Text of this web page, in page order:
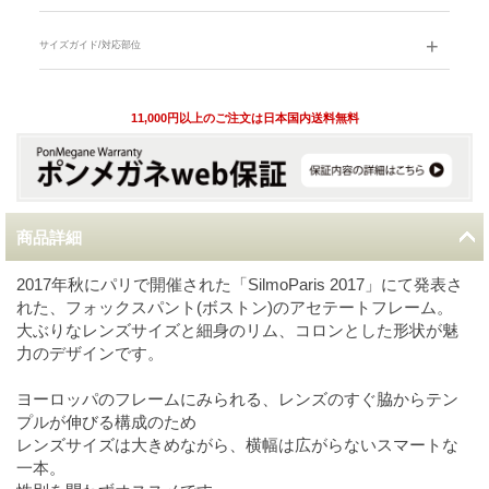
サイズガイド/対応部位
11,000円以上のご注文は日本国内送料無料
商品詳細
2017年秋にパリで開催された「SilmoParis 2017」にて発表さ
れた、フォックスパント(ボストン)のアセテートフレーム。
大ぶりなレンズサイズと細身のリム、コロンとした形状が魅
力のデザインです。
ヨーロッパのフレームにみられる、レンズのすぐ脇からテン
プルが伸びる構成のため
レンズサイズは大きめながら、横幅は広がらないスマートな
一本。